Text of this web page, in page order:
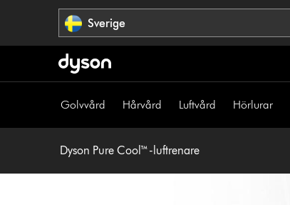
Sverige
Golvvård Hårvård Luftvård Hörlurar
Dyson Pure Cool™-luftrenare